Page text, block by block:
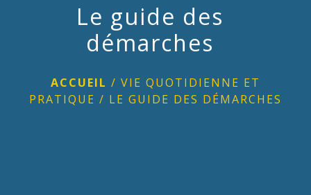
Le guide des
démarches
ACCUEIL / VIE QUOTIDIENNE ET
PRATIQUE / LE GUIDE DES DÉMARCHES